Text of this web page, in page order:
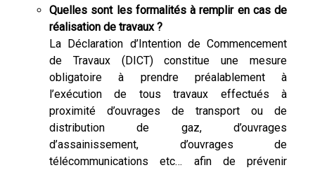
Quelles sont les formalités à remplir en cas de
réalisation de travaux ?
La Déclaration d’Intention de Commencement
de Travaux (DICT) constitue une mesure
obligatoire à prendre préalablement à
l’exécution de tous travaux effectués à
proximité d’ouvrages de transport ou de
distribution de gaz, d’ouvrages
d’assainissement, d’ouvrages de
télécommunications etc… afin de prévenir